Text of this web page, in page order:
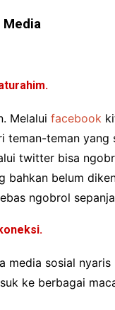
Media
Melalui facebook
teman-teman yang
twitter bisa
bahkan belum
ngobrol
media sosial nyaris
ke berbagai